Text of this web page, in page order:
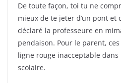
De toute façon, toi tu ne
mieux de te jeter d’un pont et
déclaré la professeure en
pendaison. Pour le parent,
ligne rouge inacceptable
scolaire.